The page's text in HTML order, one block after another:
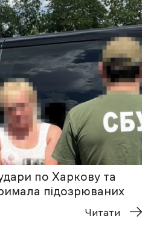
по Харкову та
підозрюваних
Читати